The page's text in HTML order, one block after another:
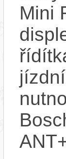
Mini